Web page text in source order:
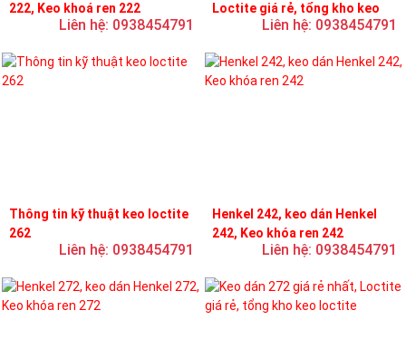
222, Keo khoá ren 222
Liên hệ: 0938454791
Loctite giá rẻ, tổng kho keo
Liên hệ: 0938454791
Thông tin kỹ thuật keo loctite
262
Liên hệ: 0938454791
Henkel 242, keo dán Henkel
242, Keo khóa ren 242
Liên hệ: 0938454791